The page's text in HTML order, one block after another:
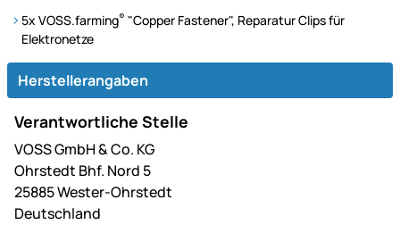
5x VOSS.farming® "Copper Fastener", Reparatur Clips für
Elektronetze
Herstellerangaben
Verantwortliche Stelle
VOSS GmbH & Co. KG
Ohrstedt Bhf. Nord 5
25885 Wester-Ohrstedt
Deutschland